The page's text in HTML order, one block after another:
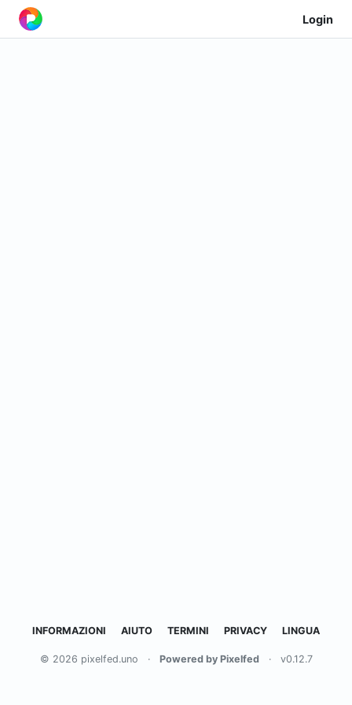
Login
INFORMAZIONI AIUTO TERMINI PRIVACY LINGUA
© 2026 pixelfed.uno · Powered by Pixelfed · v0.12.7